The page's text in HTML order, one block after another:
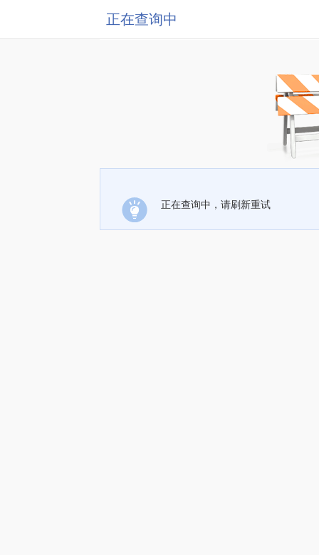
正在查询中
正在查询中，请刷新重试